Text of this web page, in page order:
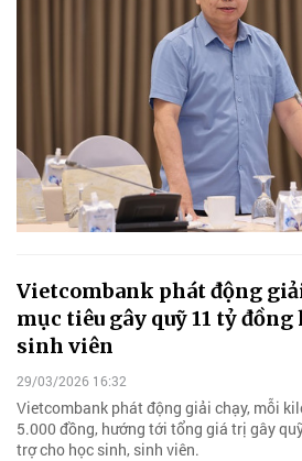
Vietcombank phát động
mục tiêu gây quỹ 11 tỷ
sinh viên
29/03/2026 16:32
Vietcombank phát động giải chạy, mỗi
5.000 đồng, hướng tới tổng giá trị gây
trợ cho học sinh, sinh viên.